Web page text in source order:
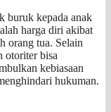
buruk kepada anak
harga diri akibat
orang tua. Selain
otoriter bisa
kebiasaan
hukuman.